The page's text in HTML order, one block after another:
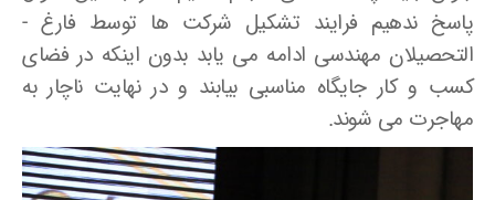
پاسخ ندهیم فرایند تشکیل شرکت ها توسط فارغ ­
التحصیلان مهندسی ادامه می­ یابد بدون اینکه در فضای
کسب و کار جایگاه مناسبی بیابند و در نهایت ناچار به
مهاجرت می ­شوند.